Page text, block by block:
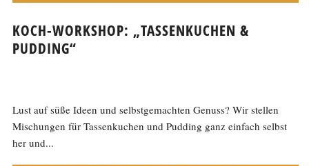
KOCH-WORKSHOP: „TASSENKUCHEN &
PUDDING“
Lust auf süße Ideen und selbstgemachten Genuss? Wir stellen
Mischungen für Tassenkuchen und Pudding ganz einfach selbst
her und...